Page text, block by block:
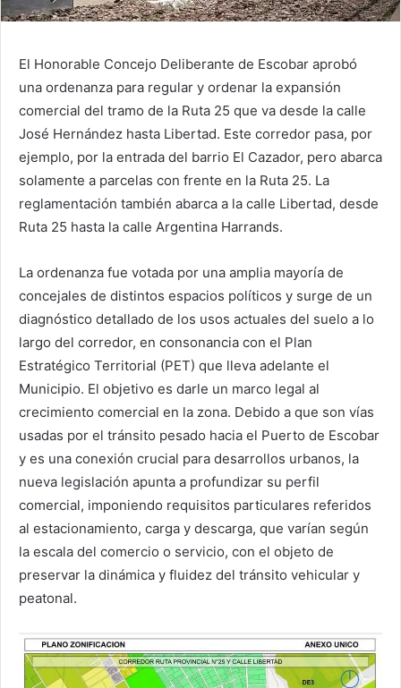
El Honorable Concejo Deliberante de Escobar aprobó
una ordenanza para regular y ordenar la expansión
comercial del tramo de la Ruta 25 que va desde la calle
José Hernández hasta Libertad. Este corredor pasa, por
ejemplo, por la entrada del barrio El Cazador, pero abarca
solamente a parcelas con frente en la Ruta 25. La
reglamentación también abarca a la calle Libertad, desde
Ruta 25 hasta la calle Argentina Harrands.
La ordenanza fue votada por una amplia mayoría de
concejales de distintos espacios políticos y surge de un
diagnóstico detallado de los usos actuales del suelo a lo
largo del corredor, en consonancia con el Plan
Estratégico Territorial (PET) que lleva adelante el
Municipio. El objetivo es darle un marco legal al
crecimiento comercial en la zona. Debido a que son vías
usadas por el tránsito pesado hacia el Puerto de Escobar
y es una conexión crucial para desarrollos urbanos, la
nueva legislación apunta a profundizar su perfil
comercial, imponiendo requisitos particulares referidos
al estacionamiento, carga y descarga, que varían según
la escala del comercio o servicio, con el objeto de
preservar la dinámica y fluidez del tránsito vehicular y
peatonal.